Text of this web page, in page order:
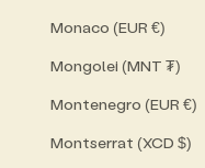
Monaco (EUR €)
Mongolei (MNT ₮)
Montenegro (EUR €)
Montserrat (XCD $)